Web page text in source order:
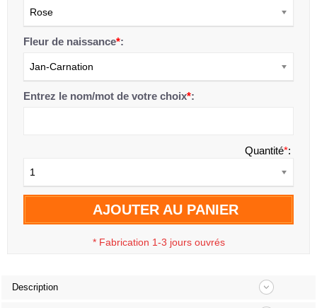
Rose
Fleur de naissance*:
Jan-Carnation
Entrez le nom/mot de votre choix*:
Quantité*:
1
AJOUTER AU PANIER
* Fabrication 1-3 jours ouvrés
Description